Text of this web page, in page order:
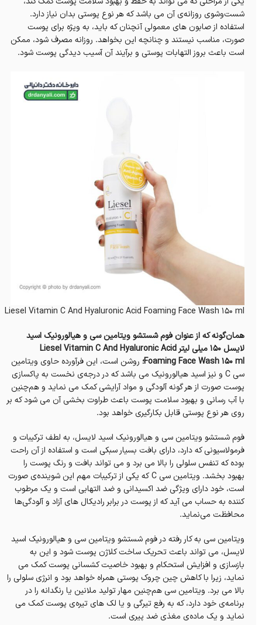
شست‌وشوی روزانه‌ی آن می باشد که هر نوع پوستی بدان نیاز دارد.
استفاده از صابون های معمولی آنچنان که باید، به ویژه‌ برای پوست
صورت، مناسب نیستند و چنانچه این بخواهد. روزانه مصرف‌ شود، ممکن
است باعث بروز التهابات پوستی و برآیند آن آسیب دیدگی پوست شود.
Liesel Vitamin C And Hyaluronic Acid Foaming Face Wash 150 ml
همان‌گونه که از عنوان فوم شستشو ویتامین سی و هیالورونیک اسید
لایسل 150 میلی لیتر Liesel Vitamin C And Hyaluronic Acid
Foaming Face Wash 150 ml؛ روشن است، این فرآورده حاوی ویتامین
سی C و نیز اسید هیالورونیک می باشد که در درجه‌ی نخست به پاکسازی
پوست صورت از هر گونه آلودگی و مواد آرایشی کمک می نماید و هم‌چنین
با آب رسانی و بهبود سلامت پوست باعث طراوت بخشی آن می شود که بر
روی هر نوع پوستی قابل بکارگیری خواهد بود.
فوم شستشو ویتامین سی و هیالورونیک اسید لایسل، به لطف ترکیبات و
فرمولاسیونی که دارد، دارای بافت بسیار سبکی است و استفاده از آن راحت
بوده که تنفس سلولی را بالا می برد و می‌ تواند بافت و رنگ پوست را
بهبود بخشد. ویتامین سی C که یکی از ترکیبات مهم این شوینده‌ی صورت
است، خود دارای ویژگی‌ ضد اکسیدانی و ضد التهابی است و یک مرطوب
کننده به حساب می آید که از پوست در برابر رادیکال‌ های آزاد و آلودگی‌ها
محافظت می‌نماید.
ویتامین سی به کار رفته در فوم شستشو ویتامین سی و هیالورونیک اسید
لایسل، می تواند باعث تحریک ساخت کلاژن پوست شود و این به
بازسازی و افزایش‌ استحکام و بهبود خاصیت کشسانی پوست کمک می
نماید، زیرا با کاهش چین چروک پوستی همراه خواهد بود و انرژی سلولی را
بالا می برد. ویتامین سی هم‌چنین مهار تولید ملانین یا رنگدانه را در
برنامه‌ی خود دارد، که به رفع تیرگی و یا لک های تیره‌ی پوست کمک می
نماید و یک ماده‌ی مغذی ضد پیری است.